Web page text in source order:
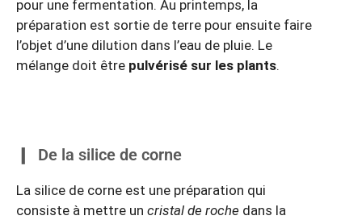
pour une fermentation. Au printemps, la
préparation est sortie de terre pour ensuite faire
l’objet d’une dilution dans l’eau de pluie. Le
mélange doit être pulvérisé sur les plants.
De la silice de corne
La silice de corne est une préparation qui
consiste à mettre un cristal de roche dans la